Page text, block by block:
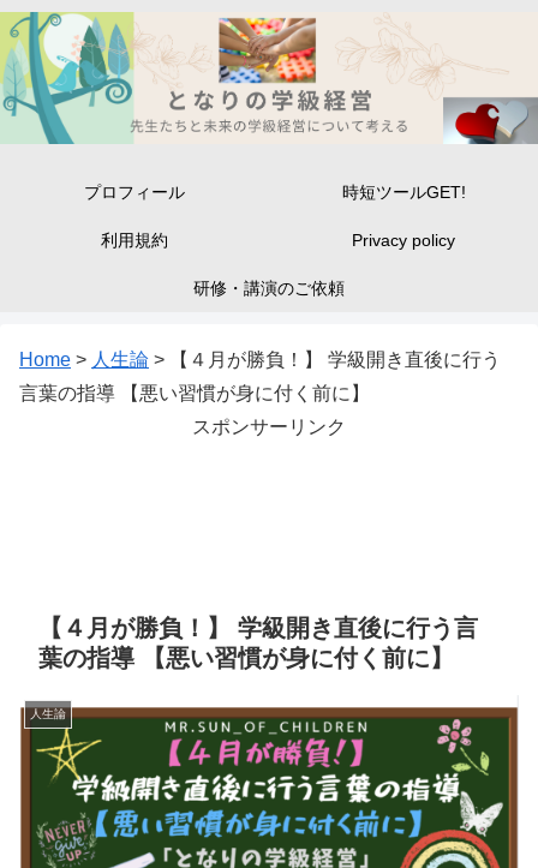
プロフィール 時短ツールGET!
利用規約 Privacy policy
研修・講演のご依頼
Home > 人生論 >
【４月が勝負！】 学級開き直後に行う
言葉の指導 【悪い習慣が身に付く前に】
スポンサーリンク
【４月が勝負！】 学級開き直後に行う言
葉の指導 【悪い習慣が身に付く前に】
人生論